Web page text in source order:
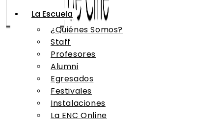
La Escuela
¿Quiénes Somos?
Staff
Profesores
Alumni
Egresados
Festivales
Instalaciones
La ENC Online